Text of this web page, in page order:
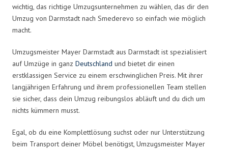
wichtig, das richtige Umzugsunternehmen zu wählen, das dir den
Umzug von Darmstadt nach Smederevo so einfach wie möglich
macht.
Umzugsmeister Mayer Darmstadt aus Darmstadt ist spezialisiert
auf Umzüge in ganz Deutschland und bietet dir einen
erstklassigen Service zu einem erschwinglichen Preis. Mit ihrer
langjährigen Erfahrung und ihrem professionellen Team stellen
sie sicher, dass dein Umzug reibungslos abläuft und du dich um
nichts kümmern musst.
Egal, ob du eine Komplettlösung suchst oder nur Unterstützung
beim Transport deiner Möbel benötigst, Umzugsmeister Mayer